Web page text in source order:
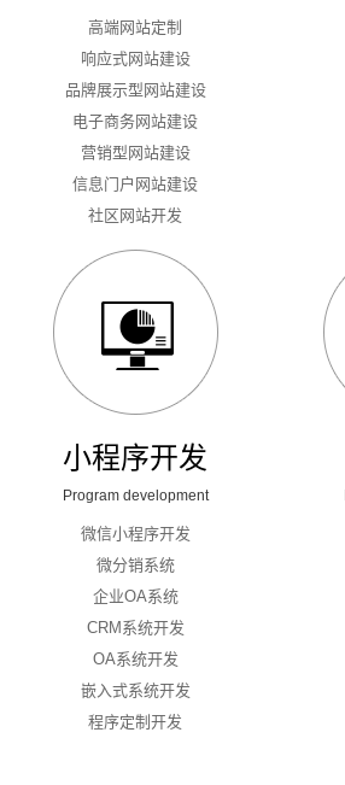
高端网站定制
响应式网站建设
品牌展示型网站建设
电子商务网站建设
营销型网站建设
信息门户网站建设
社区网站开发
小程序开发
Program development
微信小程序开发
微分销系统
企业OA系统
CRM系统开发
OA系统开发
嵌入式系统开发
程序定制开发